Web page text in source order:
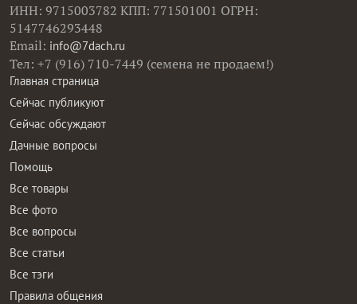
ИНН: 9715003782 КПП: 771501001 ОГРН:
5147746293448
Email: info@7dach.ru
Тел: +7 (916) 710-7449 (семена не продаем!)
Главная страница
Сейчас публикуют
Сейчас обсуждают
Дачные вопросы
Помощь
Все товары
Все фото
Все вопросы
Все статьи
Все тэги
Правила общения